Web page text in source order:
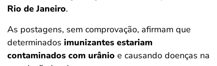
Rio de Janeiro.
As postagens, sem comprovação, afirmam que
determinados imunizantes estariam
contaminados com urânio e causando doenças na